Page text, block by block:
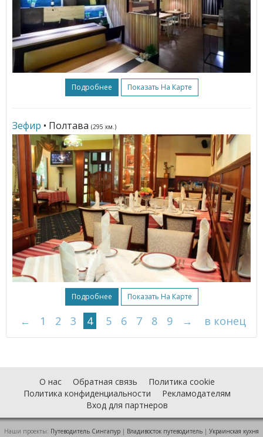
Подробнее Показать На Карте
Зефир • Полтава (295 км.)
Подробнее Показать На Карте
← 1 2 3 4 5 6 7 8 9 → в конец
О нас Обратная связь
Политика cookie
Политика конфиденциальности
Рекламодателям
Вход для партнеров
Наши проекты: Путеводитель Сингапур | Владивосток путеводитель | Украинская кухня